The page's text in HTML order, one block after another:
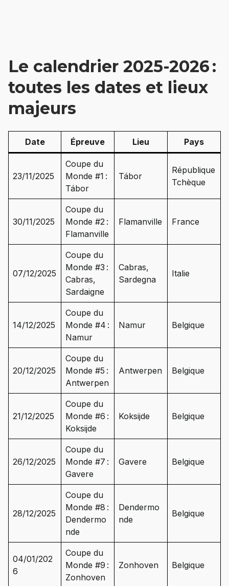
Le calendrier 2025-2026 :
toutes les dates et lieux
majeurs
Date Épreuve Lieu Pays
23/11/2025
Coupe du
Monde #1 :
Tábor
Tábor
République
Tchèque
30/11/2025
Coupe du
Monde #2 :
Flamanville
Flamanville France
07/12/2025
Coupe du
Monde #3 :
Cabras,
Sardaigne
Cabras,
Sardegna
Italie
14/12/2025
Coupe du
Monde #4 :
Namur
Namur Belgique
20/12/2025
Coupe du
Monde #5 :
Antwerpen
Antwerpen Belgique
21/12/2025
Coupe du
Monde #6 :
Koksijde
Koksijde Belgique
26/12/2025
Coupe du
Monde #7 :
Gavere
Gavere Belgique
28/12/2025
Coupe du
Monde #8 :
Dendermo
nde
Dendermo
nde
Belgique
04/01/202
6
Coupe du
Monde #9 :
Zonhoven
Zonhoven Belgique